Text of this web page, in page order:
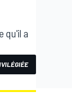
qu'il a